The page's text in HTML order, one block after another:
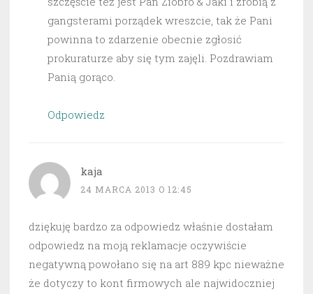
gangsterami porządek wreszcie, tak że Pani
powinna to zdarzenie obecnie zgłosić
prokuraturze aby się tym zajęli. Pozdrawiam
Panią gorąco.
Odpowiedz
kaja
24 MARCA 2013 O 12:45
dziękuję bardzo za odpowiedz właśnie dostałam
odpowiedz na moją reklamacje oczywiście
negatywną powołano się na art 889 kpc nieważne
że dotyczy to kont firmowych ale najwidoczniej